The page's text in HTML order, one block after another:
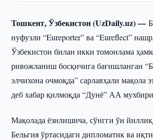
Тошкент, Ўзбекистон (UzDaily.uz) —
нуфузли “Eureporter” ва “Eureflect”
Ўзбекистон билан икки томонлама
ривожланиш босқичига бағишланган
элчихона очмоқда” сарлавҳали мақола
деб хабар қилмоқда “Дунё” АА
Мақолада ёзилишича, сўнгги ўн
Бельгия ўртасидаги дипломатик ва